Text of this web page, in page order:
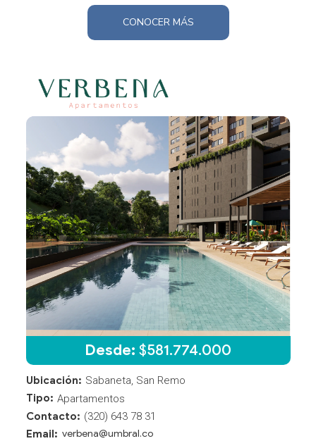
CONOCER MÁS
Desde: $581.774.000
Ubicación: Sabaneta, San Remo
Tipo: Apartamentos
Contacto: (320) 643 78 31
Email: verbena@umbral.co